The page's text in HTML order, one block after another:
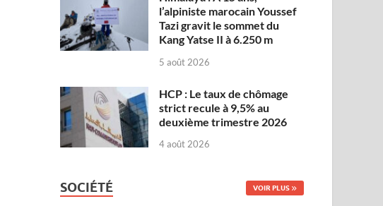
l’alpiniste marocain Youssef
Tazi gravit le sommet du
Kang Yatse II à 6.250 m
5 août 2026
HCP : Le taux de chômage
strict recule à 9,5% au
deuxième trimestre 2026
4 août 2026
SOCIÉTÉ VOIR PLUS